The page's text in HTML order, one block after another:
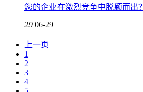
您的企业在激烈竞争中脱颖而出？
29 06-29
上一页
1
2
3
4